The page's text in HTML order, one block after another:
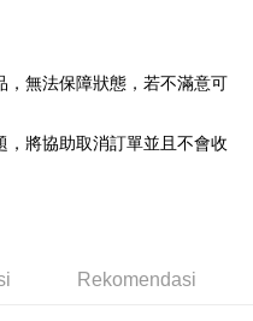
Taichung Commercial Bank
Bank SinoPac
pembayaran, mesej
，無法保障狀態，若不滿意可
，將協助取消訂單並且不會收
Rekomendasi